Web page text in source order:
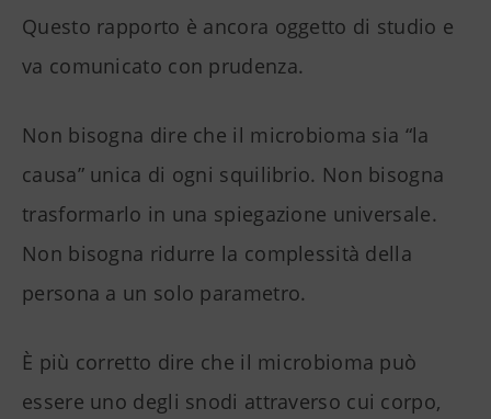
Questo rapporto è ancora oggetto di studio e
va comunicato con prudenza.
Non bisogna dire che il microbioma sia “la
causa” unica di ogni squilibrio. Non bisogna
trasformarlo in una spiegazione universale.
Non bisogna ridurre la complessità della
persona a un solo parametro.
È più corretto dire che il microbioma può
essere uno degli snodi attraverso cui corpo,